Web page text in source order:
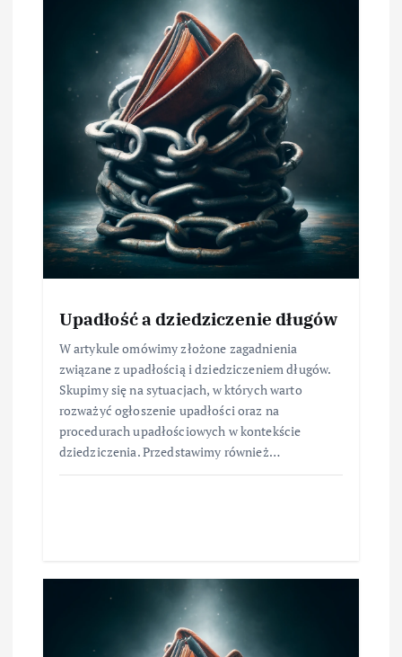
Upadłość a dziedziczenie długów
W artykule omówimy złożone zagadnienia
związane z upadłością i dziedziczeniem długów.
Skupimy się na sytuacjach, w których warto
rozważyć ogłoszenie upadłości oraz na
procedurach upadłościowych w kontekście
dziedziczenia. Przedstawimy również…